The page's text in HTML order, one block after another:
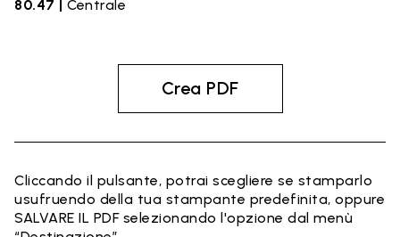
80.47 | Centrale
Crea PDF
Cliccando il pulsante, potrai scegliere se stamparlo
usufruendo della tua stampante predefinita, oppure
SALVARE IL PDF selezionando l'opzione dal menù